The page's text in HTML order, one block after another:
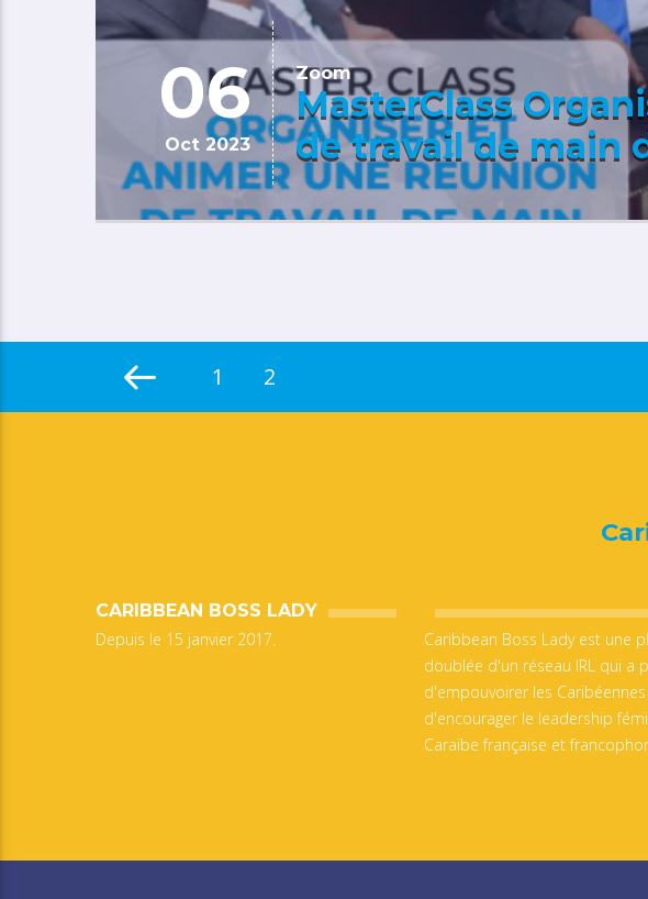
06
Oct 2023
Zoom
MasterClass
de travail de main
1 2
CARIBBEAN BOSS LADY
Depuis le 15 janvier 2017.
Caribbean Boss Lady est une
doublée d'un réseau IRL qui a
d'empouvoirer les
d'encourager le leadership
Caraïbe française et